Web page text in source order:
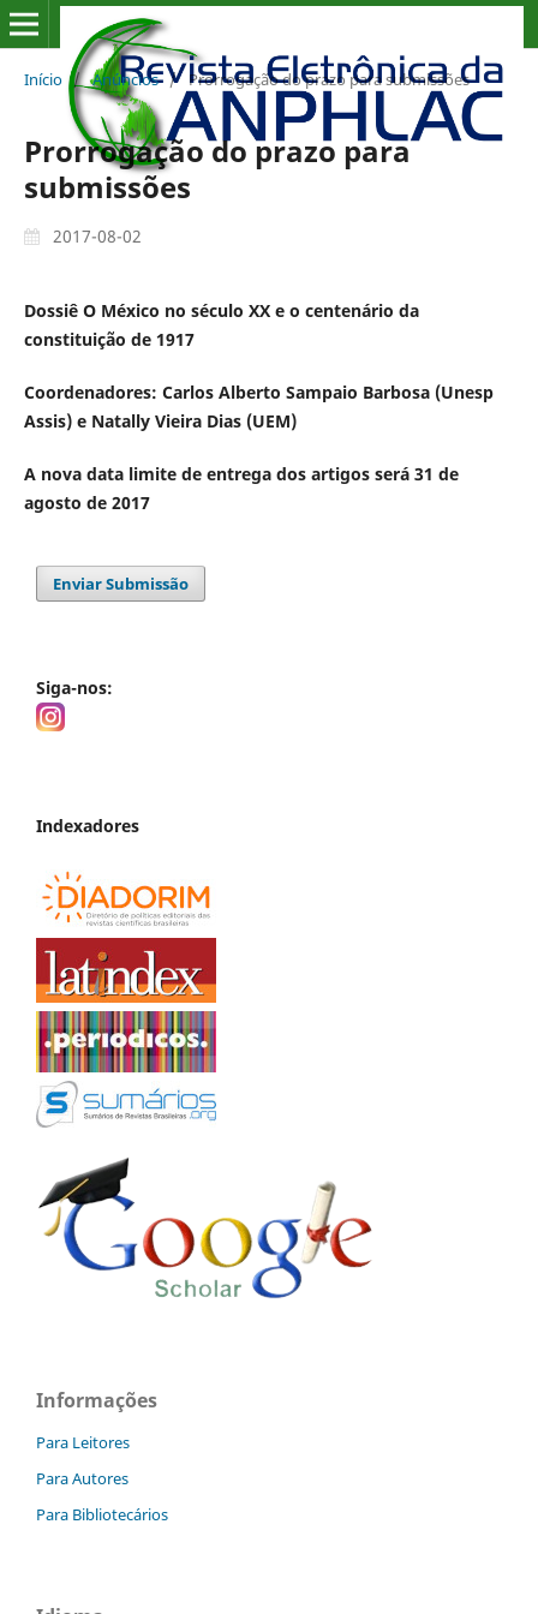
Início / Anúncios / Prorrogação do prazo para submissões
Prorrogação do prazo para
submissões
2017-08-02
Dossiê O México no século XX e o centenário da
constituição de 1917
Coordenadores: Carlos Alberto Sampaio Barbosa (Unesp
Assis) e Natally Vieira Dias (UEM)
A nova data limite de entrega dos artigos será 31 de
agosto de 2017
Enviar Submissão
Siga-nos:
Indexadores
Informações
Para Leitores
Para Autores
Para Bibliotecários